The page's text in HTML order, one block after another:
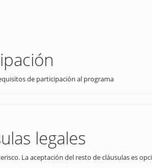
de participación al programa
legales
La aceptación del resto de cláusulas es